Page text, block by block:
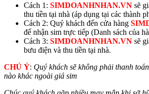
Cách 1: SIMDOANHNHAN.VN sẽ
thu tiền tại nhà (áp dụng tại các thành
Cách 2: Quý khách đến cửa hàng
để nhận sim trực tiếp (Danh sách của
Cách 3: SIMDOANHNHAN.VN sẽ
bưu điện và thu tiền tại nhà.
CHÚ Ý: Quý khách sẽ không phải thanh
nào khác ngoài giá sim